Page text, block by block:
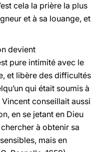
cela la prière la plus
et à sa louange, et
devient
pure intimité avec le
et libère des difficultés
qui était soumis à
conseillait aussi
en se jetant en Dieu
à obtenir sa
mais en